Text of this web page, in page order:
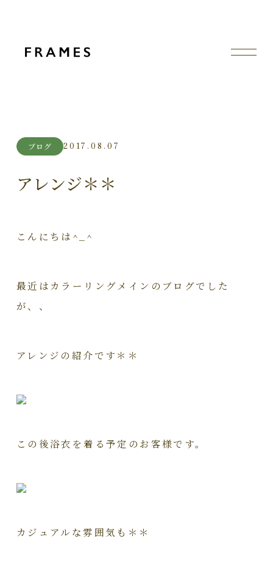
ブログ 2017.08.07
アレンジ＊＊
こんにちは^_^
最近はカラーリングメインのブログでした
が、、
アレンジの紹介です＊＊
この後浴衣を着る予定のお客様です。
カジュアルな雰囲気も＊＊